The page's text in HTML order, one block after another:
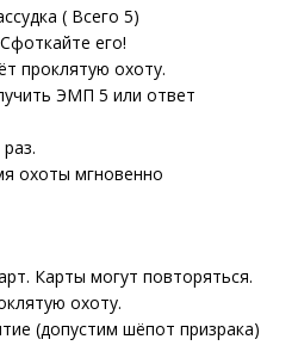
( Всего 5)
его!
проклятую охоту.
ЭМП 5 или ответ
охоты мгновенно
Карты могут повторяться.
охоту.
(допустим шёпот призрака)